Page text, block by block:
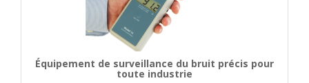
Équipement de surveillance du bruit précis pour
toute industrie